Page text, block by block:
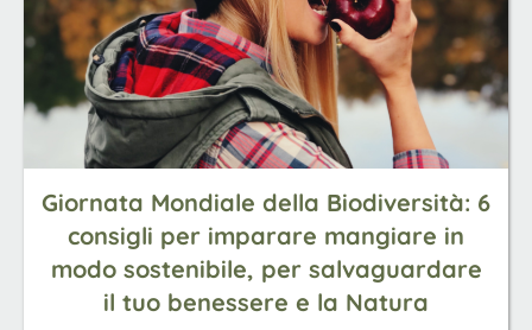
Giornata Mondiale della Biodiversità: 6
consigli per imparare mangiare in
modo sostenibile, per salvaguardare
il tuo benessere e la Natura